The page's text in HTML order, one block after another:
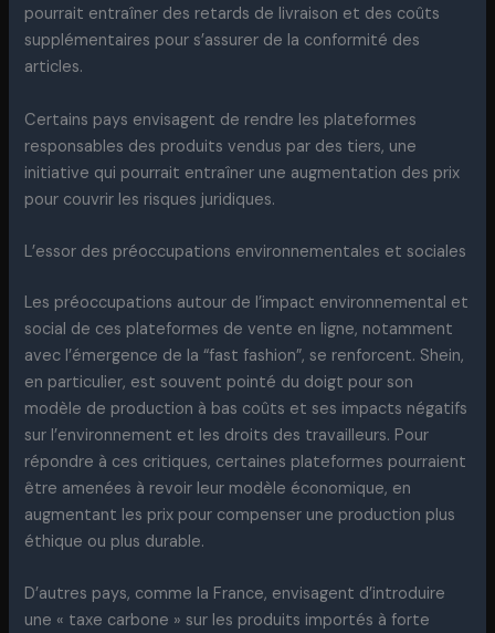
pourrait entraîner des retards de livraison et des coûts
supplémentaires pour s’assurer de la conformité des
articles.
Certains pays envisagent de rendre les plateformes
responsables des produits vendus par des tiers, une
initiative qui pourrait entraîner une augmentation des prix
pour couvrir les risques juridiques.
L’essor des préoccupations environnementales et sociales
Les préoccupations autour de l’impact environnemental et
social de ces plateformes de vente en ligne, notamment
avec l’émergence de la “fast fashion”, se renforcent. Shein,
en particulier, est souvent pointé du doigt pour son
modèle de production à bas coûts et ses impacts négatifs
sur l’environnement et les droits des travailleurs. Pour
répondre à ces critiques, certaines plateformes pourraient
être amenées à revoir leur modèle économique, en
augmentant les prix pour compenser une production plus
éthique ou plus durable.
D’autres pays, comme la France, envisagent d’introduire
une « taxe carbone » sur les produits importés à forte